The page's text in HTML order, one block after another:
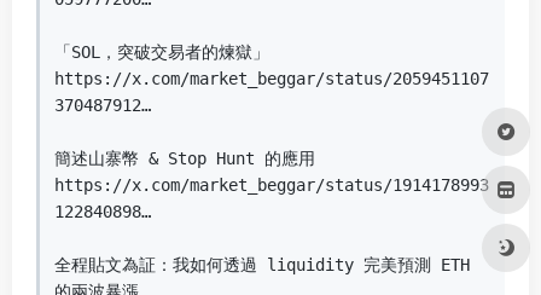
「SOL，突破交易者的煉獄」
https://x.com/market_beggar/status/2059451107
370487912…
簡述山寨幣 & Stop Hunt 的應用
https://x.com/market_beggar/status/1914178993
122840898…
全程貼文為証：我如何透過 liquidity 完美預測 ETH